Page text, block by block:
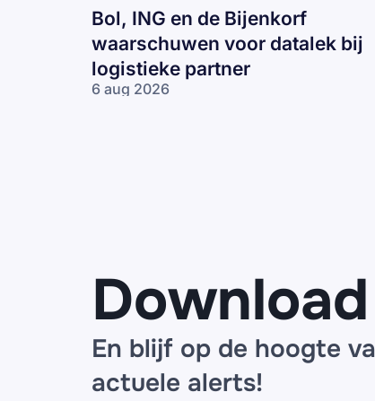
Bol, ING en de Bijenkorf
waarschuwen voor datalek bij
logistieke partner
6 aug 2026
En blijf op de hoogte
actuele alerts!